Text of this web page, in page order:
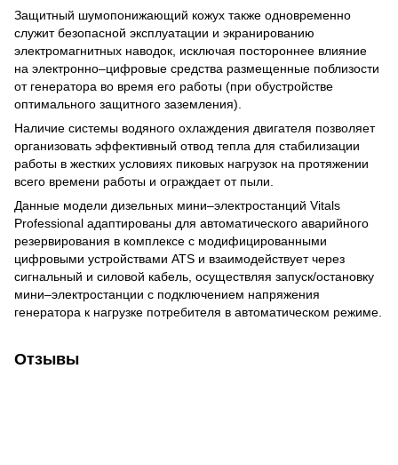
Защитный шумопонижающий кожух также одновременно
служит безопасной эксплуатации и экранированию
электромагнитных наводок, исключая постороннее влияние
на электронно‒цифровые средства размещенные поблизости
от генератора во время его работы (при обустройстве
оптимального защитного заземления).
Наличие системы водяного охлаждения двигателя позволяет
организовать эффективный отвод тепла для стабилизации
работы в жестких условиях пиковых нагрузок на протяжении
всего времени работы и ограждает от пыли.
Данные модели дизельных мини‒электростанций Vitals
Professional адаптированы для автоматического аварийного
резервирования в комплексе с модифицированными
цифровыми устройствами ATS и взаимодействует через
сигнальный и силовой кабель, осуществляя запуск/остановку
мини‒электростанции с подключением напряжения
генератора к нагрузке потребителя в автоматическом режиме.
Отзывы